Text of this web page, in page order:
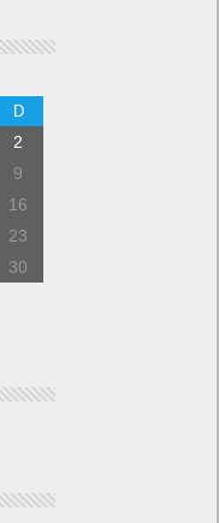
D
2
9
16
23
30